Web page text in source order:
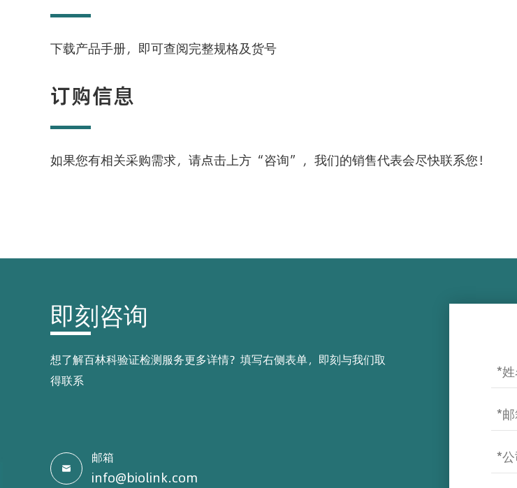
下载产品手册，即可查阅完整规格及货号
订购信息
如果您有相关采购需求，请点击上方“咨询”，我们的销售代表会尽快联系您！
即刻咨询
想了解百林科验证检测服务更多详情？填写右侧表单，即刻与我们取
得联系

邮箱
info@biolink.com